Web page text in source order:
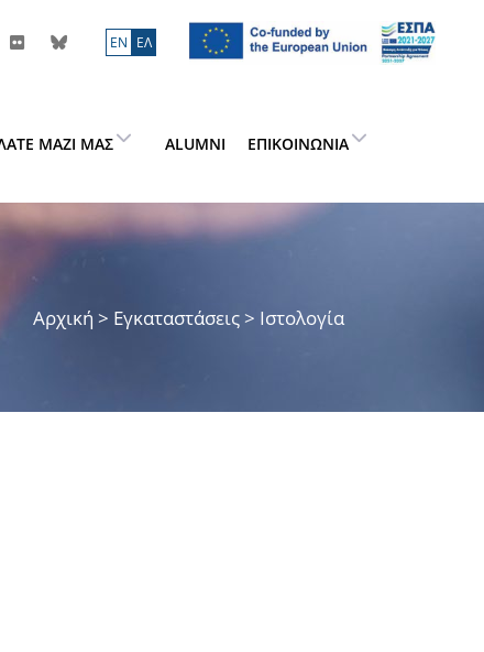
ΕN ΕΛ
ΜΑΖΊ ΜΑΣ ALUMNI ΕΠΙΚΟΙΝΩΝΊΑ
Αρχική > Εγκαταστάσεις > Ιστολογία